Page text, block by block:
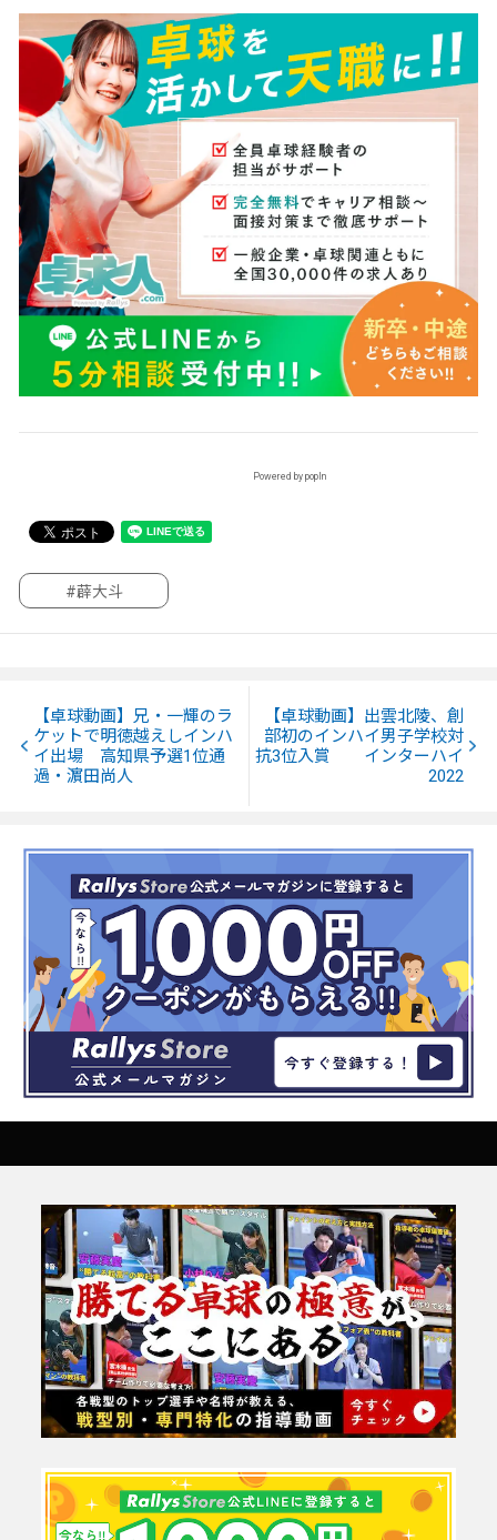
Powered by popIn
#薜大斗
【卓球動画】兄・一輝のラ
ケットで明徳越えしインハ
イ出場 高知県予選1位通
過・濵田尚人
【卓球動画】出雲北陵、創
部初のインハイ男子学校対
抗3位入賞 インターハイ
2022